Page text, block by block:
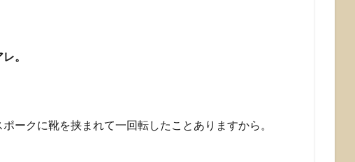
。
ークに靴を挟まれて一回転したことありますから。